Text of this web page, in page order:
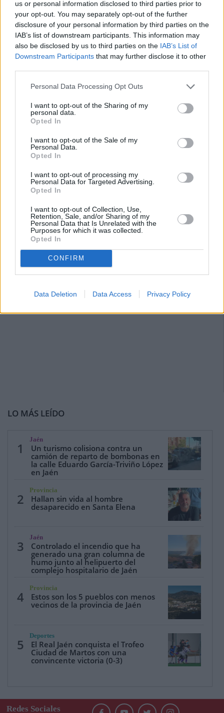
us or personal information disclosed to third parties prior to
your opt-out. You may separately opt-out of the further
disclosure of your personal information by third parties on the
IAB’s list of downstream participants. This information may
also be disclosed by us to third parties on the IAB’s List of
Downstream Participants that may further disclose it to other
Personal Data Processing Opt Outs
I want to opt-out of the Sharing of my
personal data.
Opted In
I want to opt-out of the Sale of my
Personal Data.
Opted In
I want to opt-out of processing my
Personal Data for Targeted Advertising.
Opted In
I want to opt-out of Collection, Use,
Retention, Sale, and/or Sharing of my
Personal Data that Is Unrelated with the
Purposes for which it was collected.
Opted In
CONFIRM
Data Deletion Data Access Privacy Policy
LO MÁS LEÍDO
1
Jaén
Un turismo colisiona contra un
camión de reparto de bombonas en
la calle Eduardo García-Triviño López
en Jaén
2
Provincia
Hallan sin vida al hombre
desaparecido en Santa Elena
3
Jaén
Controlado el incendio que ha
generado una gran columna de
humo junto al helipuerto del
complejo hospitalario de Jaén
4
Provincia
Estos son los 5 pueblos con menos
vecinos de la provincia de Jaén
5
Deportes
El Real Jaén conquista el Trofeo
Ciudad de Martos con una
convincente victoria (0-3)
Redes Sociales